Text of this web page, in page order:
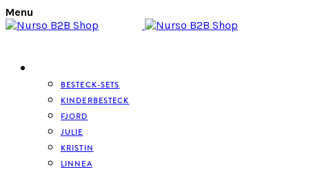
Menu
BESTECK-SETS
KINDERBESTECK
FJORD
JULIE
KRISTIN
LINNEA